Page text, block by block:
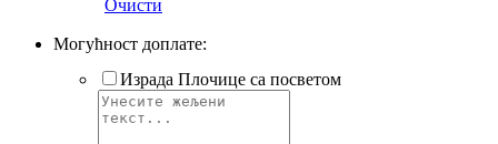
Очисти
Могућност доплате:
Израда Плочице са посветом